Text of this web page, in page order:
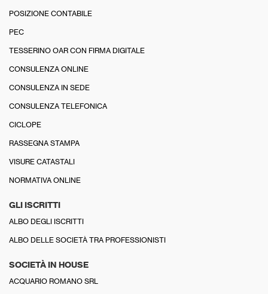
POSIZIONE CONTABILE
PEC
TESSERINO OAR CON FIRMA DIGITALE
CONSULENZA ONLINE
CONSULENZA IN SEDE
CONSULENZA TELEFONICA
CICLOPE
RASSEGNA STAMPA
VISURE CATASTALI
NORMATIVA ONLINE
GLI ISCRITTI
ALBO DEGLI ISCRITTI
ALBO DELLE SOCIETÀ TRA PROFESSIONISTI
SOCIETÀ IN HOUSE
ACQUARIO ROMANO SRL